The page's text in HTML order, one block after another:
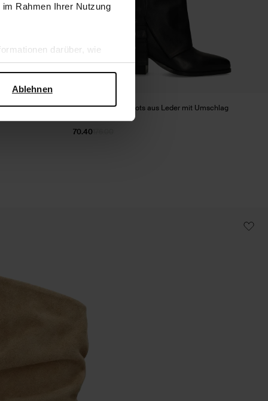
Rahmen Ihrer Nutzung
darüber, wie
Sicherheit und zum
Ablehnen
Schwarze Biker Boots aus Leder mit Umschlag
176.00
70.40